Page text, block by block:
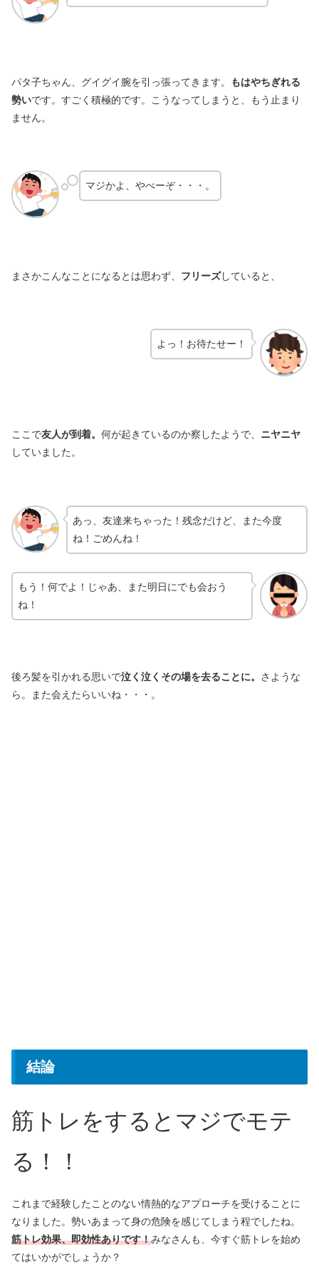
パタ子ちゃん、グイグイ腕を引っ張ってきます。
もはやちぎれる
勢いです。すごく積極的です。こうなってしまうと、もう止まり
ません。
マジかよ、やべーぞ・・・。
まさかこんなことになるとは思わず、 フリーズしていると、
よっ！お待たせー！
ここで友人が到着。 何が起きているのか察したようで、 ニヤニヤ
していました。
あっ、友達来ちゃった！残念だけど、また今度
ね！ごめんね！
もう！何でよ！じゃあ、また明日にでも会おう
ね！
後ろ髪を引かれる思いで泣く泣くその場を去ることに。 さような
ら。また会えたらいいね・・・。
結論
筋トレをするとマジでモテ
る！！
これまで経験したことのない情熱的なアプローチを受けることに
なりました。勢いあまって身の危険を感じてしまう程でしたね。
筋トレ効果、即効性ありです！みなさんも、今すぐ筋トレを始め
てはいかがでしょうか？